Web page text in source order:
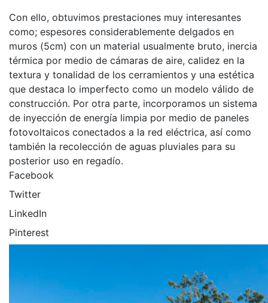
Con ello, obtuvimos prestaciones muy interesantes
como; espesores considerablemente delgados en
muros (5cm) con un material usualmente bruto, inercia
térmica por medio de cámaras de aire, calidez en la
textura y tonalidad de los cerramientos y una estética
que destaca lo imperfecto como un modelo válido de
construcción. Por otra parte, incorporamos un sistema
de inyección de energía limpia por medio de paneles
fotovoltaicos conectados a la red eléctrica, así como
también la recolección de aguas pluviales para su
posterior uso en regadío.
Facebook
Twitter
LinkedIn
Pinterest